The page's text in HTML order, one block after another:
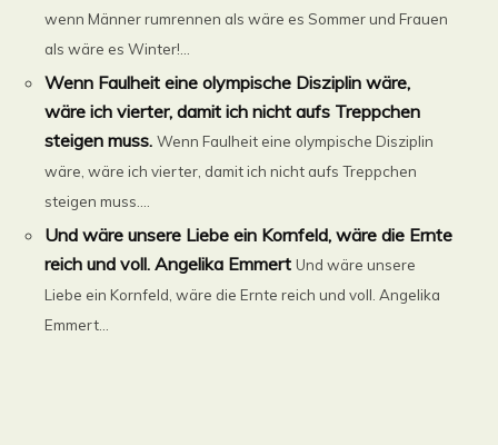
wenn Männer rumrennen als wäre es Sommer und Frauen
als wäre es Winter!...
Wenn Faulheit eine olympische Disziplin wäre,
wäre ich vierter, damit ich nicht aufs Treppchen
steigen muss. Wenn Faulheit eine olympische Disziplin
wäre, wäre ich vierter, damit ich nicht aufs Treppchen
steigen muss....
Und wäre unsere Liebe ein Kornfeld, wäre die Ernte
reich und voll. Angelika Emmert Und wäre unsere
Liebe ein Kornfeld, wäre die Ernte reich und voll. Angelika
Emmert...